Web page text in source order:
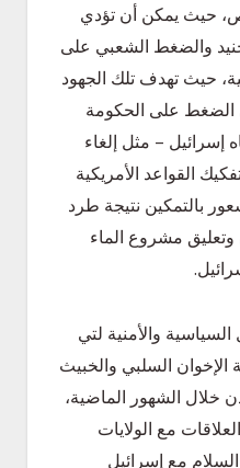
حيث يمكن أن تؤدي
والضغط الشعبي على
حيث تهدف تلك الجهود
الضغط على الحكومة
إسرائيل – مثل إلغاء
القواعد الأمريكية
بالتمكين نتيجة طرد
مشروع الماء
والأمنية لتي
السلبي والخبيث
خلال الشهور الماضية،
مع الولايات
السلام مع إسرائيل